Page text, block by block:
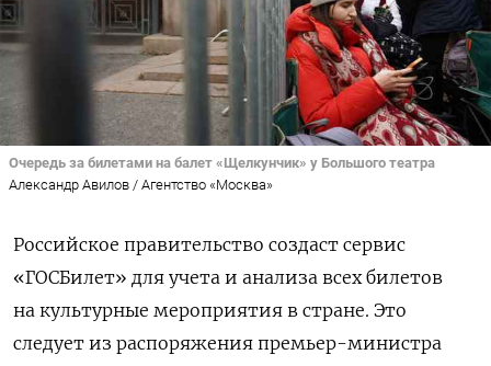
Очередь за билетами на балет «Щелкунчик» у Большого театра
Александр Авилов / Агентство «Москва»
Российское правительство создаст сервис
«ГОСБилет» для учета и анализа всех билетов
на культурные мероприятия в стране. Это
следует из распоряжения премьер-министра